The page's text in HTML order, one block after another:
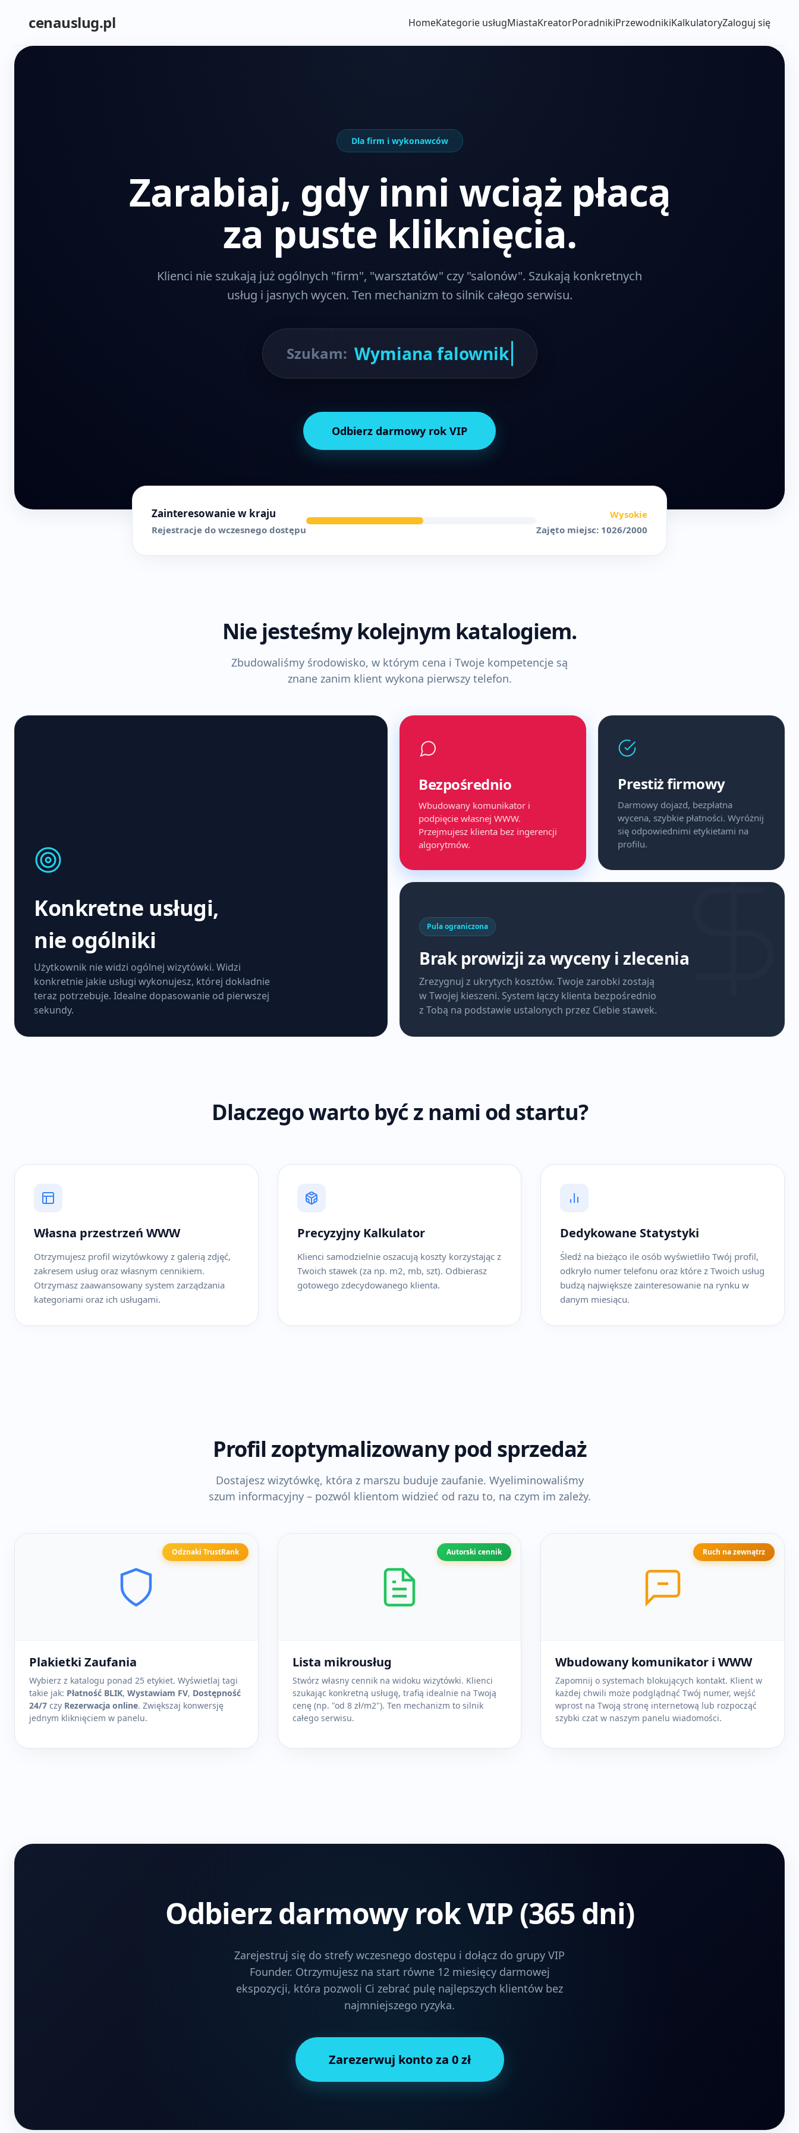
cenauslug.pl HomeKategorie usługMiastaKreatorPoradnikiPrzewodnikiKalkulatoryZaloguj się
Dla firm i wykonawców
Zarabiaj, gdy inni wciąż płacą
za puste kliknięcia.
Klienci nie szukają już ogólnych "firm", "warsztatów" czy "salonów". Szukają konkretnych
usług i jasnych wycen. Ten mechanizm to silnik całego serwisu.
Szukam: Wymiana
Odbierz darmowy rok VIP
Zainteresowanie w kraju
Rejestracje do wczesnego dostępu
Wysokie
Zajęto miejsc: 1026/2000
Nie jesteśmy kolejnym katalogiem.
Zbudowaliśmy środowisko, w którym cena i Twoje kompetencje są
znane zanim klient wykona pierwszy telefon.
Konkretne usługi,
nie ogólniki
Użytkownik nie widzi ogólnej wizytówki. Widzi
konkretnie jakie usługi wykonujesz, której dokładnie
teraz potrzebuje. Idealne dopasowanie od pierwszej
sekundy.
Bezpośrednio
Wbudowany komunikator i
podpięcie własnej WWW.
Przejmujesz klienta bez ingerencji
algorytmów.
Prestiż firmowy
Darmowy dojazd, bezpłatna
wycena, szybkie płatności. Wyróżnij
się odpowiednimi etykietami na
profilu.
Pula ograniczona
Brak prowizji za wyceny i zlecenia
Zrezygnuj z ukrytych kosztów. Twoje zarobki zostają
w Twojej kieszeni. System łączy klienta bezpośrednio
z Tobą na podstawie ustalonych przez Ciebie stawek.
Dlaczego warto być z nami od startu?
Własna przestrzeń WWW
Otrzymujesz profil wizytówkowy z galerią zdjęć,
zakresem usług oraz własnym cennikiem.
Otrzymasz zaawansowany system zarządzania
kategoriami oraz ich usługami.
Precyzyjny Kalkulator
Klienci samodzielnie oszacują koszty korzystając z
Twoich stawek (za np. m2, mb, szt). Odbierasz
gotowego zdecydowanego klienta.
Dedykowane Statystyki
Śledź na bieżąco ile osób wyświetliło Twój profil,
odkryło numer telefonu oraz które z Twoich usług
budzą największe zainteresowanie na rynku w
danym miesiącu.
Profil zoptymalizowany pod sprzedaż
Dostajesz wizytówkę, która z marszu buduje zaufanie. Wyeliminowaliśmy
szum informacyjny – pozwól klientom widzieć od razu to, na czym im zależy.
Odznaki TrustRank
Plakietki Zaufania
Wybierz z katalogu ponad 25 etykiet. Wyświetlaj tagi
takie jak: Płatność BLIK, Wystawiam FV, Dostępność
24/7 czy Rezerwacja online. Zwiększaj konwersję
jednym kliknięciem w panelu.
Autorski cennik
Lista mikrousług
Stwórz własny cennik na widoku wizytówki. Klienci
szukając konkretną usługę, trafią idealnie na Twoją
cenę (np. "od 8 zł/m2"). Ten mechanizm to silnik
całego serwisu.
Ruch na zewnątrz
Wbudowany komunikator i WWW
Zapomnij o systemach blokujących kontakt. Klient w
każdej chwili może podglądnąć Twój numer, wejść
wprost na Twoją stronę internetową lub rozpocząć
szybki czat w naszym panelu wiadomości.
Odbierz darmowy rok VIP (365 dni)
Zarejestruj się do strefy wczesnego dostępu i dołącz do grupy VIP
Founder. Otrzymujesz na start równe 12 miesięcy darmowej
ekspozycji, która pozwoli Ci zebrać pulę najlepszych klientów bez
najmniejszego ryzyka.
Zarezerwuj konto za 0 zł